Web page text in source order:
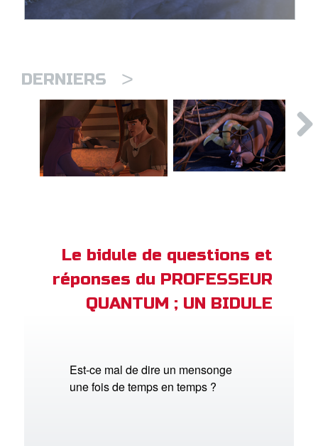
DERNIERS >
Le bidule de questions et
réponses du PROFESSEUR
QUANTUM ; UN BIDULE
Est-ce mal de dire un mensonge
une fois de temps en temps ?